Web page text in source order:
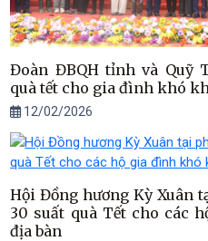
Đoàn ĐBQH tỉnh và Quỹ
quà tết cho gia đình khó
12/02/2026
Hội Đồng hương Kỳ Xuân
30 suất quà Tết cho các
địa bàn